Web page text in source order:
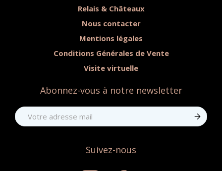
Relais & Châteaux
Nous contacter
Mentions légales
Conditions Générales de Vente
Visite virtuelle
Abonnez-vous à notre newsletter
Suivez-nous